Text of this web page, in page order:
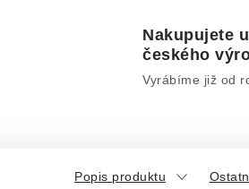
Nakupujete u
českého
Vyrábíme již od
Popis produktu